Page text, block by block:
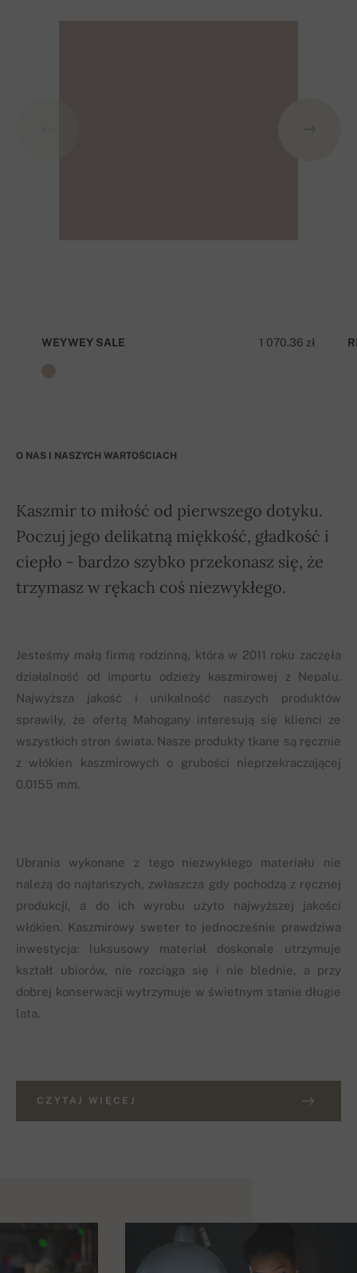
1 070.36 zł
WEYWEY SALE
O NAS I NASZYCH WARTOŚCIACH
Kaszmir to miłość od pierwszego dotyku.
Poczuj jego delikatną miękkość, gładkość i
ciepło - bardzo szybko przekonasz się, że
trzymasz w rękach coś niezwykłego.
Jesteśmy małą firmą rodzinną, która w 2011 roku zaczęła
działalność od importu odzieży kaszmirowej z Nepalu.
Najwyższa jakość i unikalność naszych produktów
sprawiły, że ofertą Mahogany interesują się klienci ze
wszystkich stron świata. Nasze produkty tkane są ręcznie
z włókien kaszmirowych o grubości nieprzekraczającej
0.0155 mm.
Ubrania wykonane z tego niezwykłego materiału nie
należą do najtańszych, zwłaszcza gdy pochodzą z ręcznej
produkcji, a do ich wyrobu użyto najwyższej jakości
włókien. Kaszmirowy sweter to jednocześnie prawdziwa
inwestycja: luksusowy materiał doskonale utrzymuje
kształt ubiorów, nie rozciąga się i nie blednie, a przy
dobrej konserwacji wytrzymuje w świetnym stanie długie
lata.
CZYTAJ WIĘCEJ